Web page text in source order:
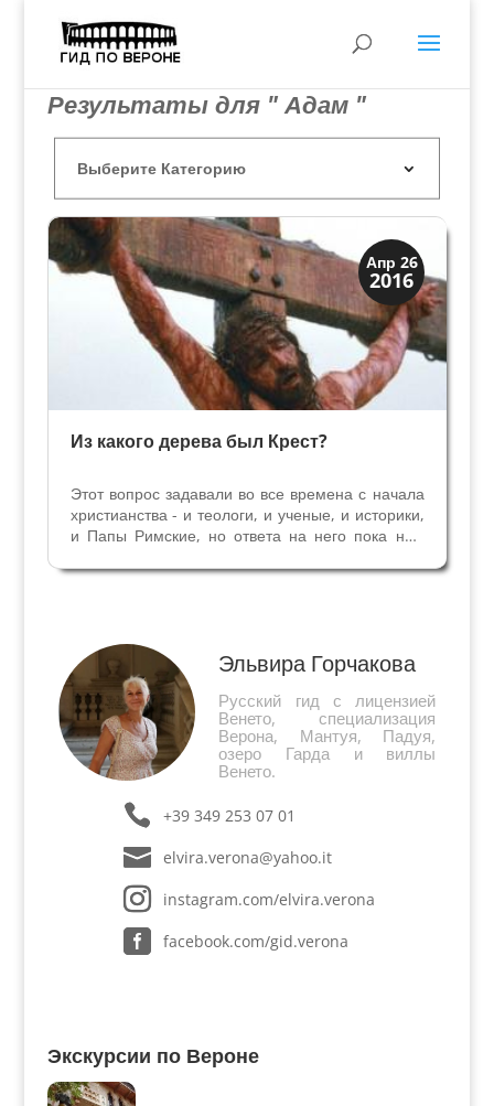
Результаты для " Адам "
Апр 26
2016
Святые и реликвии
Традиции
Из какого дерева был Крест?
Этот вопрос задавали во все времена с начала
христианства - и теологи, и ученые, и историки,
и Папы Римские, но ответа на него пока нет.
— Реликвий Креста известно в мире. Все они
Эльвира Горчакова
Русский гид с лицензией
Венето, специализация
Верона, Мантуя, Падуя,
озеро Гарда и виллы
Венето.
+39 349 253 07 01
elvira.verona@yahoo.it
instagram.com/elvira.verona
facebook.com/gid.verona
Экскурсии по Вероне